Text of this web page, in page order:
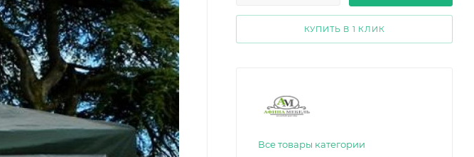
КУПИТЬ В 1 КЛИК
Все товары категории